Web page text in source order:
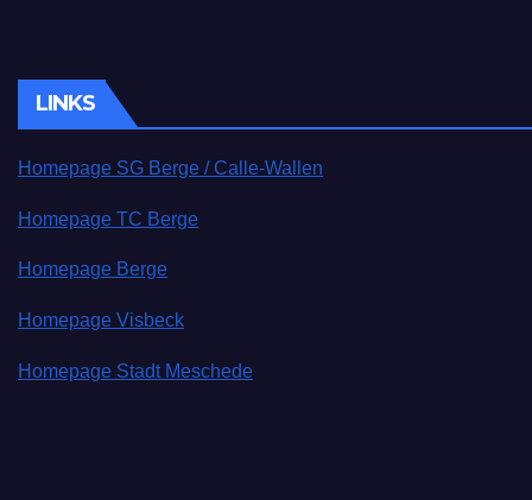
LINKS
Homepage SG Berge / Calle-Wallen
Homepage TC Berge
Homepage Berge
Homepage Visbeck
Homepage Stadt Meschede